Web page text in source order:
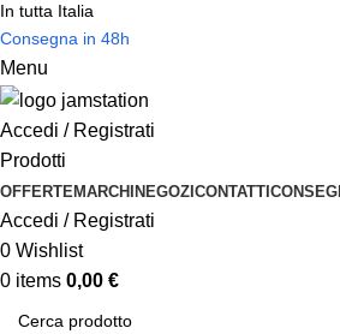
In tutta Italia
Consegna in 48h
Menu
Accedi / Registrati
Prodotti
OFFERTEMARCHINEGOZICONTATTI
Accedi / Registrati
0 Wishlist
0 items 0,00 €